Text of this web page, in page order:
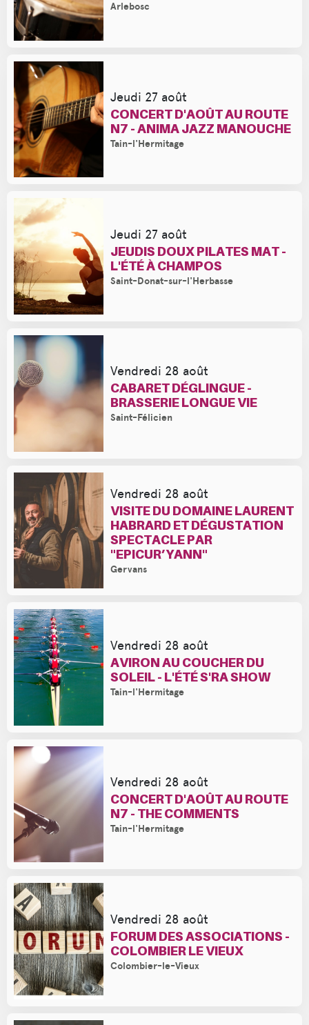
Arlebosc
Jeudi 27 août
CONCERT D'AOÛT AU ROUTE
N7 - ANIMA JAZZ MANOUCHE
Tain-l'Hermitage
Jeudi 27 août
JEUDIS DOUX PILATES MAT -
L'ÉTÉ À CHAMPOS
Saint-Donat-sur-l'Herbasse
Vendredi 28 août
CABARET DÉGLINGUE -
BRASSERIE LONGUE VIE
Saint-Félicien
Vendredi 28 août
VISITE DU DOMAINE LAURENT
HABRARD ET DÉGUSTATION
SPECTACLE PAR
"EPICUR’YANN"
Gervans
Vendredi 28 août
AVIRON AU COUCHER DU
SOLEIL - L'ÉTÉ S'RA SHOW
Tain-l'Hermitage
Vendredi 28 août
CONCERT D'AOÛT AU ROUTE
N7 - THE COMMENTS
Tain-l'Hermitage
Vendredi 28 août
FORUM DES ASSOCIATIONS -
COLOMBIER LE VIEUX
Colombier-le-Vieux